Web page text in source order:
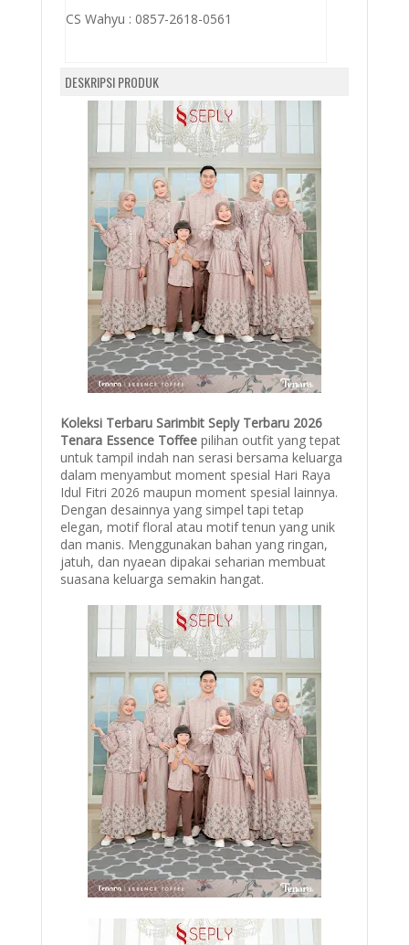
CS Wahyu : 0857-2618-0561
DESKRIPSI PRODUK
Koleksi Terbaru Sarimbit Seply Terbaru 2026
Tenara Essence Toffee pilihan outfit yang tepat
untuk tampil indah nan serasi bersama keluarga
dalam menyambut moment spesial Hari Raya
Idul Fitri 2026 maupun moment spesial lainnya.
Dengan desainnya yang simpel tapi tetap
elegan, motif floral atau motif tenun yang unik
dan manis. Menggunakan bahan yang ringan,
jatuh, dan nyaean dipakai seharian membuat
suasana keluarga semakin hangat.